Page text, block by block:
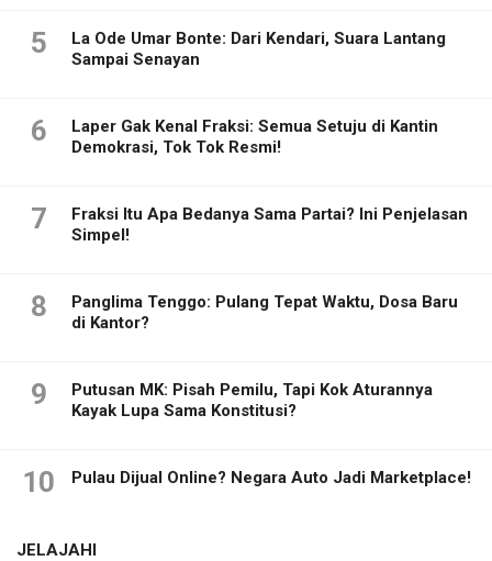
5
La Ode Umar Bonte: Dari Kendari, Suara Lantang
Sampai Senayan
6
Laper Gak Kenal Fraksi: Semua Setuju di Kantin
Demokrasi, Tok Tok Resmi!
7
Fraksi Itu Apa Bedanya Sama Partai? Ini Penjelasan
Simpel!
8
Panglima Tenggo: Pulang Tepat Waktu, Dosa Baru
di Kantor?
9
Putusan MK: Pisah Pemilu, Tapi Kok Aturannya
Kayak Lupa Sama Konstitusi?
10 Pulau Dijual Online? Negara Auto Jadi Marketplace!
JELAJAHI